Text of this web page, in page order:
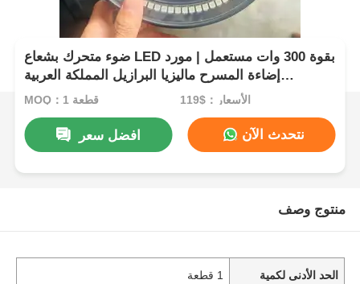
ضوء متحرك بشعاع LED بقوة 300 وات مستعمل | مورد
إضاءة المسرح ماليزيا البرازيل المملكة العربية
السعوديةMOQ：1 قطعة الأسعار：$119
افضل سعر نتحدث الآن
منتوج وصف
الحد الأدنى لكمية 1 قطعة